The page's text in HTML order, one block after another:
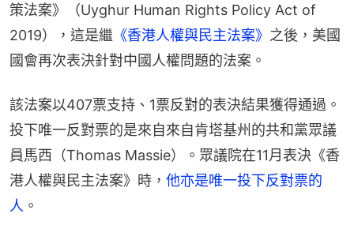
策法案》（Uyghur Human Rights Policy Act of
2019），這是繼 《香港人權與民主法案》 之後，美國
國會再次表決針對中國人權問題的法案。
該法案以407票支持、1票反對的表決結果獲得通過。
投下唯一反對票的是來自來自肯塔基州的共和黨眾議
員馬西（Thomas Massie）。眾議院在11月表決《香
港人權與民主法案》時， 他亦是唯一投下反對票的
人 。